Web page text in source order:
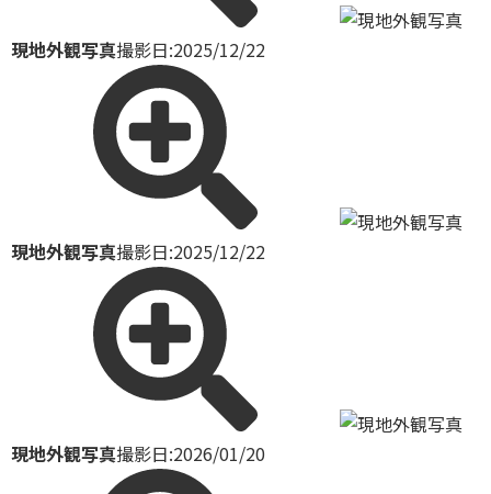
現地外観写真撮影日:2025/12/22
現地外観写真撮影日:2025/12/22
現地外観写真撮影日:2026/01/20